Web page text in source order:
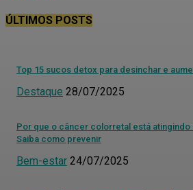
ÚLTIMOS POSTS
Top 15 sucos detox para desinchar e
Destaque 28/07/2025
Por que o câncer colorretal está atingindo
Saiba como prevenir
Bem-estar 24/07/2025